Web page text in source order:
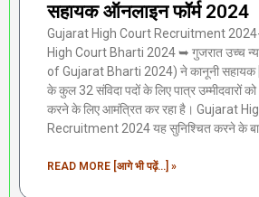
सहायक ऑनलाइन फॉर्म 2024
Gujarat High Court Recruitment
High Court Bharti 2024 ➥ गुजरात उच्च
of Gujarat Bharti 2024) ने कानूनी
के कुल 32 संविदा पदों के लिए पात्र उम्मीदवारों
करने के लिए आमंत्रित कर रहा है। Gujarat
Recruitment 2024 यह सुनिश्चित करने के
READ MORE [आगे भी पढ़ें...] »